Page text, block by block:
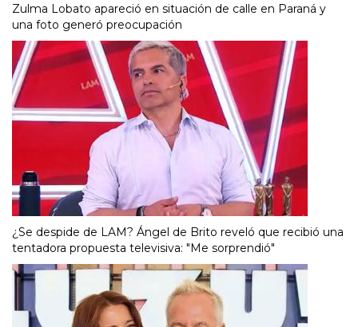
Zulma Lobato apareció en situación de calle en Paraná y
una foto generó preocupación
¿Se despide de LAM? Ángel de Brito reveló que recibió una
tentadora propuesta televisiva: "Me sorprendió"